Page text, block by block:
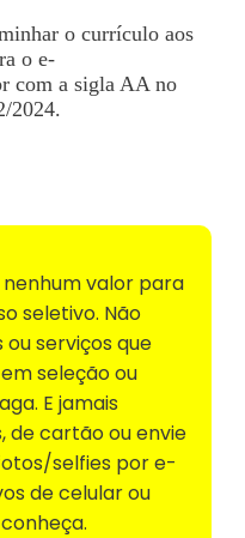
o currículo aos
o e-
com a sigla AA no
2024.
valor para
seletivo. Não
serviços que
seleção ou
E jamais
de cartão ou envie
selfies por e-
de celular ou